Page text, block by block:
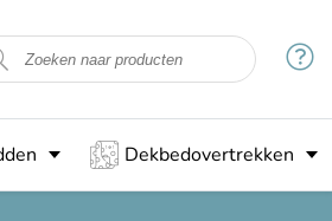
Dekbedovertrekken